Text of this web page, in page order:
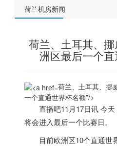
荷兰机房新闻
荷兰、土耳其、
洲区最后一个
荷兰、土耳其、挪
一个直通世界杯名额”/>
直播吧11月17日讯 今天
将会进入最后一个比赛日。
目前欧洲区10个直通世